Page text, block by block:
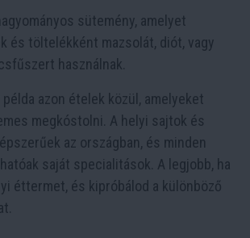
sütemény, amelyet
és töltelékként mazsolát, diót, vagy
használnak.
azon ételek közül, amelyeket
megkóstolni. A helyi sajtok és
az országban, és minden
saját specialitások. A legjobb, ha
éttermet, és kipróbálod a különböző